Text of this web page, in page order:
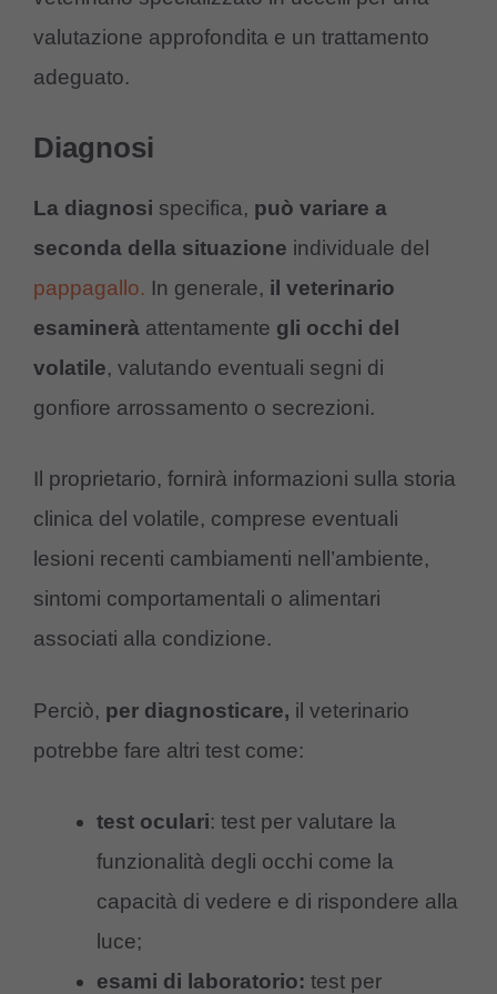
valutazione approfondita e un trattamento
adeguato.
Diagnosi
La diagnosi specifica, può variare a
seconda della situazione individuale del
pappagallo. In generale, il veterinario
esaminerà attentamente gli occhi del
volatile, valutando eventuali segni di
gonfiore arrossamento o secrezioni.
Il proprietario, fornirà informazioni sulla storia
clinica del volatile, comprese eventuali
lesioni recenti cambiamenti nell’ambiente,
sintomi comportamentali o alimentari
associati alla condizione.
Perciò, per diagnosticare, il veterinario
potrebbe fare altri test come:
test oculari: test per valutare la
funzionalità degli occhi come la
capacità di vedere e di rispondere alla
luce;
esami di laboratorio: test per